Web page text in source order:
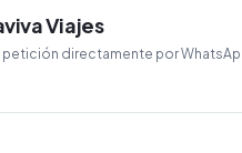
Viajes
petición directamente por